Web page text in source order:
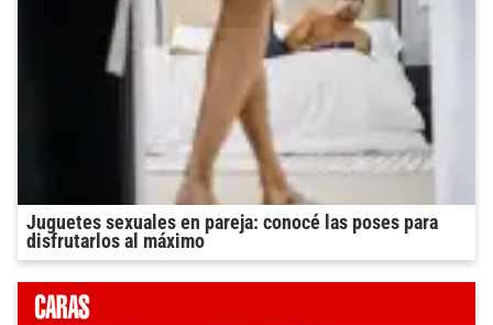
Juguetes sexuales en pareja: conocé las poses para
disfrutarlos al máximo